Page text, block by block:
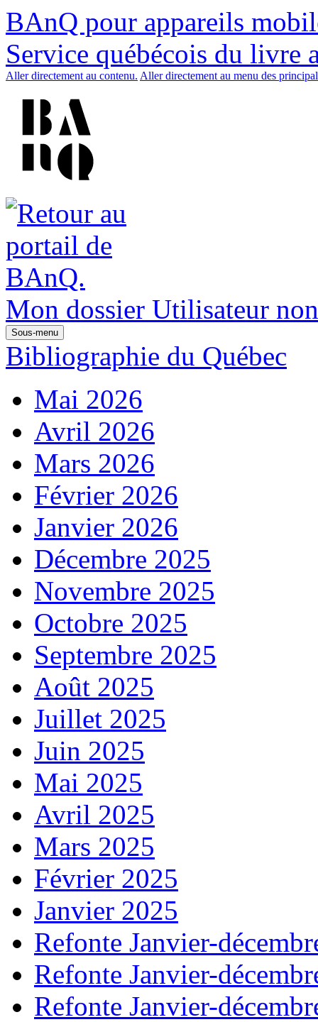
BAnQ pour appareils
Service québécois du livre
Aller directement au contenu. Aller directement au menu des
Mon dossier Utilisateur
Sous-menu
Bibliographie du Québec
Mai 2026
Avril 2026
Mars 2026
Février 2026
Janvier 2026
Décembre 2025
Novembre 2025
Octobre 2025
Septembre 2025
Août 2025
Juillet 2025
Juin 2025
Mai 2025
Avril 2025
Mars 2025
Février 2025
Janvier 2025
Refonte Janvier-
Refonte Janvier-
Refonte Janvier-